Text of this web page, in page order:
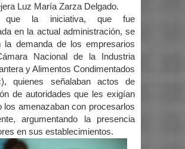
Luz María Zarza Delgado.
que la iniciativa, que fue
en la actual administración, se
la demanda de los empresarios
Nacional de la Industria
y Alimentos Condimentados
quienes señalaban actos de
de autoridades que les exigían
los amenazaban con procesarlos
argumentando la presencia
en sus establecimientos.